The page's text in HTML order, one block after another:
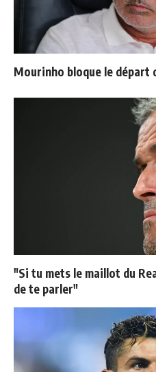
Mourinho bloque le départ
"Si tu mets le maillot du
de te parler"